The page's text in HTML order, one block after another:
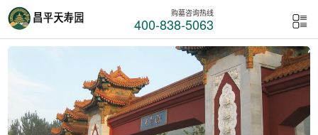
购墓咨询热线
400-838-5063